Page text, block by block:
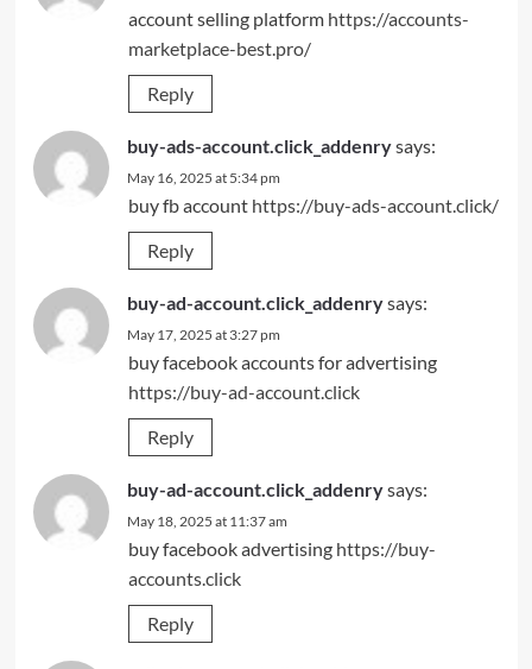
account selling platform https://accounts-
marketplace-best.pro/
Reply
buy-ads-account.click_addenrysays:
May 16, 2025 at 5:34 pm
buy fb account https://buy-ads-account.click/
Reply
buy-ad-account.click_addenrysays:
May 17, 2025 at 3:27 pm
buy facebook accounts for advertising
https://buy-ad-account.click
Reply
buy-ad-account.click_addenrysays:
May 18, 2025 at 11:37 am
buy facebook advertising https://buy-
accounts.click
Reply